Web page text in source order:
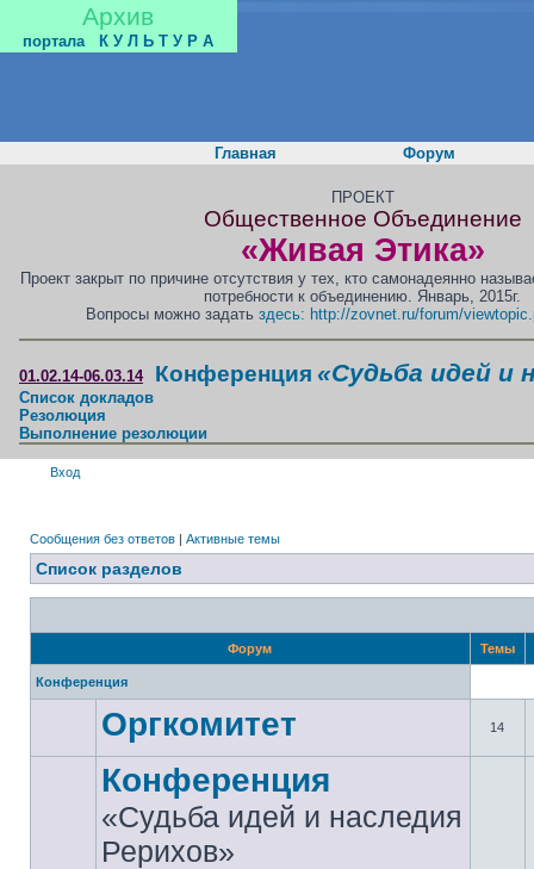
Архив
портала К У Л Ь Т У Р А
Главная Форум
ПРОЕКТ
Общественное Объединение
«Живая Этика»
Проект закрыт по причине отсутствия у тех, кто самонадеянно
потребности к объединению. Январь, 2015г.
Вопросы можно задатьздесь: http://zovnet.ru/forum/
01.02.14-06.03.14 Конференция «Судьба идей и
Список докладов
Резолюция
Выполнение резолюции
Вход
Сообщения без ответов | Активные темы
Список разделов
Форум Темы
Конференция
Оргкомитет 14
Конференция
«Судьба идей и наследия
Рерихов»